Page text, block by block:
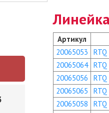
Артикул
20065053
20065064
20065056
20065065
20065058